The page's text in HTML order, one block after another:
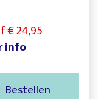
€ 24,95
info
Bestellen